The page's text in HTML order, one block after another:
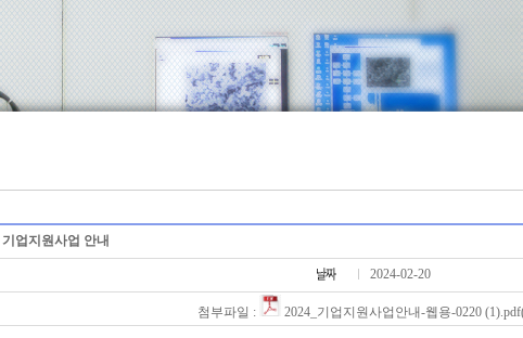
기업지원사업 안내
2024-02-20
첨부파일 : 2024_기업지원사업안내-웹용-0220 (1).pdf